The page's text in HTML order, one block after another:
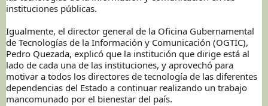
instituciones públicas.
Igualmente, el director general de la Oficina Gubernamental
de Tecnologías de la Información y Comunicación (OGTIC),
Pedro Quezada, explicó que la institución que dirige está al
lado de cada una de las instituciones, y aprovechó para
motivar a todos los directores de tecnología de las diferentes
dependencias del Estado a continuar realizando un trabajo
mancomunado por el bienestar del país.